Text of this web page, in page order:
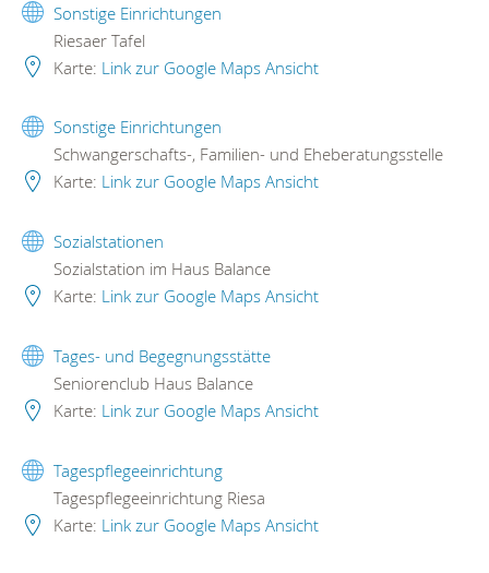
Sonstige Einrichtungen
Riesaer Tafel
Karte: Link zur Google Maps Ansicht
Sonstige Einrichtungen
Schwangerschafts-, Familien- und Eheberatungsstelle
Karte: Link zur Google Maps Ansicht
Sozialstationen
Sozialstation im Haus Balance
Karte: Link zur Google Maps Ansicht
Tages- und Begegnungsstätte
Seniorenclub Haus Balance
Karte: Link zur Google Maps Ansicht
Tagespflegeeinrichtung
Tagespflegeeinrichtung Riesa
Karte: Link zur Google Maps Ansicht